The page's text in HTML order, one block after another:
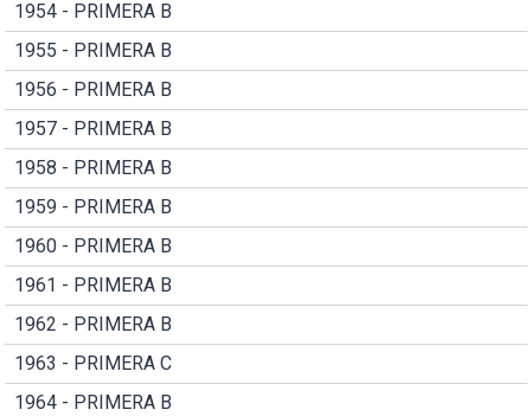
1954 - PRIMERA B
1955 - PRIMERA B
1956 - PRIMERA B
1957 - PRIMERA B
1958 - PRIMERA B
1959 - PRIMERA B
1960 - PRIMERA B
1961 - PRIMERA B
1962 - PRIMERA B
1963 - PRIMERA C
1964 - PRIMERA B